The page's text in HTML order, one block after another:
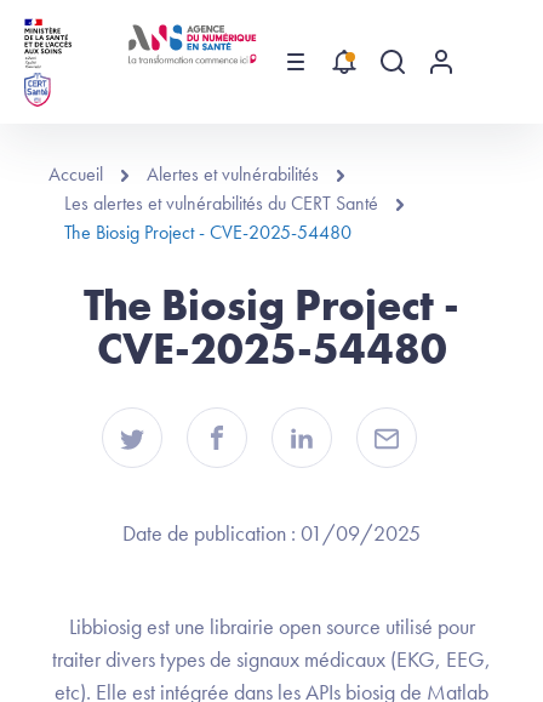
Aller au contenu principal
Menu Recherche
Menu
Accueil
Alertes et vulnérabilités
Les alertes et vulnérabilités du CERT Santé
The Biosig Project - CVE-2025-54480
The Biosig Project -
CVE-2025-54480
Date de publication : 01/09/2025
Libbiosig est une librairie open source utilisé pour
traiter divers types de signaux médicaux (EKG, EEG,
etc). Elle est intégrée dans les APIs biosig de Matlab